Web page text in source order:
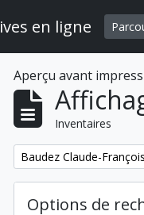
en ligne
Aperçu avant
Inventaires
Remove filter:
Baudez Claude-François
Options de